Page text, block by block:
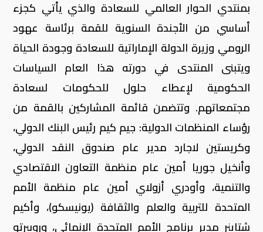
بمنتدي الحوار العالمي للسعادة والذي يأتي كجزء
أساسي من الأجندة السنوية للقمة برئاسة عهود
الرومي وزيرة الدولة الإماراتية للسعادة وجودة الحياة
ويتبنى المنتدى في دورته هذا العام السياسات
الحكومية لإعطاء حلول للحكومات لسعادة
مجتمعاتهم. وتتضمن قائمة المشاركين بالقمة من
رؤساء المنظمات الدولية: جيم كيم رئيس البنك الدولي،
وكريستين لاجارد مدير عام صندوق النقد الدولي،
وأنخيل جوريا أمين عام منظمة التعاون الاقتصادي
والتنمية، وأودري أزولاي أمين عام منظمة الأمم
المتحدة للتربية والعلم والثقافة (يونيسكو)، وأكيم
شتاينر مدير برنامج الأمم المتحدة الإنمائي، وروبيرتو